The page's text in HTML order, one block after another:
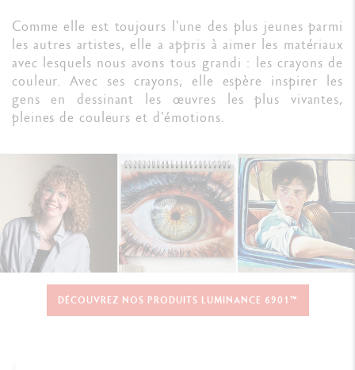
Comme elle est toujours l'une des plus jeunes parmi
les autres artistes, elle a appris à aimer les matériaux
avec lesquels nous avons tous grandi : les crayons de
couleur. Avec ses crayons, elle espère inspirer les
gens en dessinant les œuvres les plus vivantes,
pleines de couleurs et d'émotions.
DÉCOUVREZ NOS PRODUITS LUMINANCE 6901™